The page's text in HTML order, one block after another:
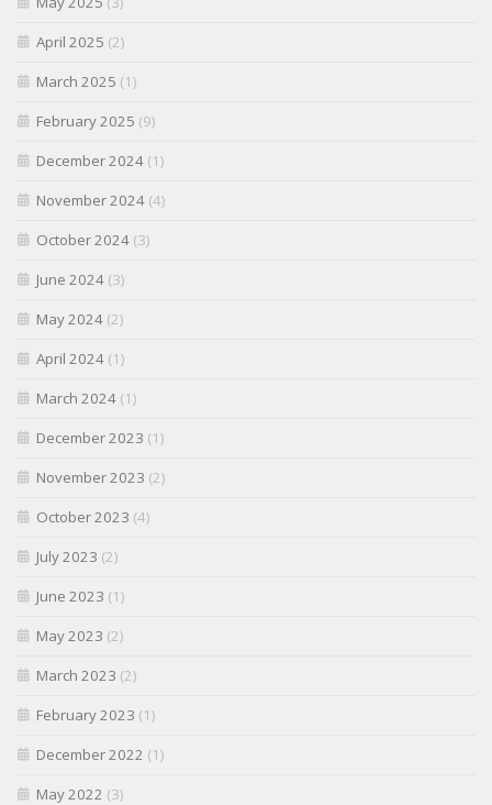
April 2025 (2)
March 2025 (1)
February 2025 (9)
December 2024 (1)
November 2024 (4)
October 2024 (3)
June 2024 (3)
May 2024 (2)
April 2024 (1)
March 2024 (1)
December 2023 (1)
November 2023 (2)
October 2023 (4)
July 2023 (2)
June 2023 (1)
May 2023 (2)
March 2023 (2)
February 2023 (1)
December 2022 (1)
May 2022 (3)